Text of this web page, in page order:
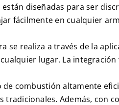
están diseñadas para ser
fácilmente en cualquier
se realiza a través de la
lugar. La integración
combustión altamente
tradicionales. Además, con